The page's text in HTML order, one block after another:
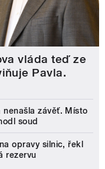
vláda teď ze
Pavla.
nenašla závěť. Místo
soud
opravy silnic, řekl
rezervu